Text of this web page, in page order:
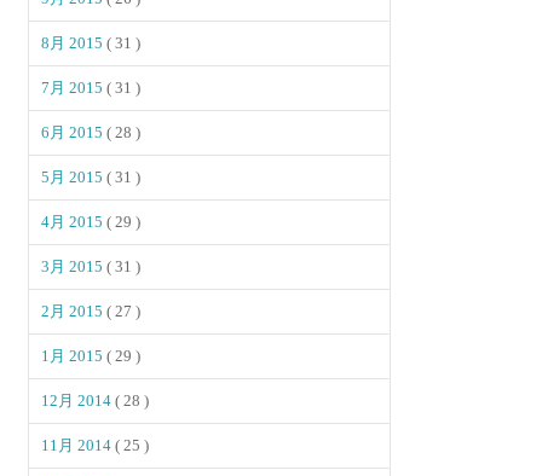
8月 2015( 31 )
7月 2015( 31 )
6月 2015( 28 )
5月 2015( 31 )
4月 2015( 29 )
3月 2015( 31 )
2月 2015( 27 )
1月 2015( 29 )
12月 2014( 28 )
11月 2014( 25 )